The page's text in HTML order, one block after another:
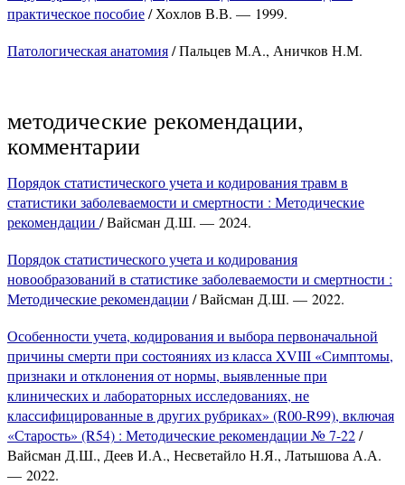
практическое пособие/ Хохлов В.В. — 1999.
Патологическая анатомия/ Пальцев М.А., Аничков Н.М.
методические рекомендации,
комментарии
Порядок статистического учета и кодирования травм в
статистики заболеваемости и смертности : Методические
рекомендации / Вайсман Д.Ш. — 2024.
Порядок статистического учета и кодирования
новообразований в статистике заболеваемости и смертности :
Методические рекомендации / Вайсман Д.Ш. — 2022.
Особенности учета, кодирования и выбора первоначальной
причины смерти при состояниях из класса XVIII «Симптомы,
признаки и отклонения от нормы, выявленные при
клинических и лабораторных исследованиях, не
классифицированные в других рубриках» (R00-R99), включая
«Старость» (R54) : Методические рекомендации № 7-22/
Вайсман Д.Ш., Деев И.А., Несветайло Н.Я., Латышова А.А.
— 2022.